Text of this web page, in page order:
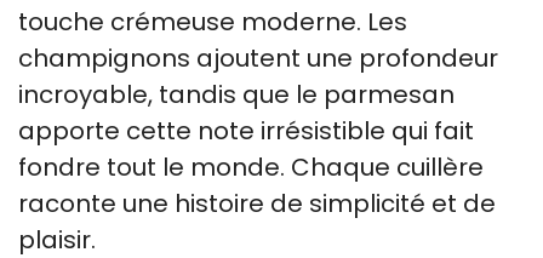
touche crémeuse moderne. Les
champignons ajoutent une profondeur
incroyable, tandis que le parmesan
apporte cette note irrésistible qui fait
fondre tout le monde. Chaque cuillère
raconte une histoire de simplicité et de
plaisir.